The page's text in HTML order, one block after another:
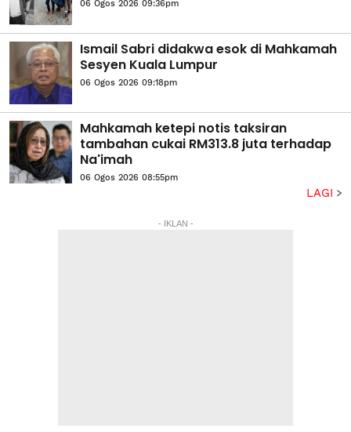
06 Ogos 2026 09:36pm
Ismail Sabri didakwa esok di Mahkamah
Sesyen Kuala Lumpur
06 Ogos 2026 09:18pm
Mahkamah ketepi notis taksiran
tambahan cukai RM313.8 juta terhadap
Na'imah
06 Ogos 2026 08:55pm
LAGI
- IKLAN -